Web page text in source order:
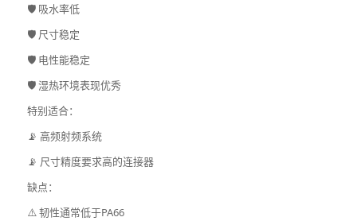
🛡️ 吸水率低
🛡️ 尺寸稳定
🛡️ 电性能稳定
🛡️ 湿热环境表现优秀
特别适合：
📡 高频射频系统
📡 尺寸精度要求高的连接器
缺点：
⚠️ 韧性通常低于PA66